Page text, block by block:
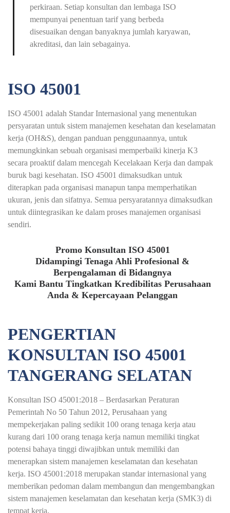
perkiraan. Setiap konsultan dan lembaga ISO
mempunyai penentuan tarif yang berbeda
disesuaikan dengan banyaknya jumlah karyawan,
akreditasi, dan lain sebagainya.
ISO 45001
ISO 45001 adalah Standar Internasional yang menentukan
persyaratan untuk sistem manajemen kesehatan dan keselamatan
kerja (OH&S), dengan panduan penggunaannya, untuk
memungkinkan sebuah organisasi memperbaiki kinerja K3
secara proaktif dalam mencegah Kecelakaan Kerja dan dampak
buruk bagi kesehatan. ISO 45001 dimaksudkan untuk
diterapkan pada organisasi manapun tanpa memperhatikan
ukuran, jenis dan sifatnya. Semua persyaratannya dimaksudkan
untuk diintegrasikan ke dalam proses manajemen organisasi
sendiri.
Promo Konsultan ISO 45001
Didampingi Tenaga Ahli Profesional &
Berpengalaman di Bidangnya
Kami Bantu Tingkatkan Kredibilitas Perusahaan
Anda & Kepercayaan Pelanggan
PENGERTIAN
KONSULTAN ISO 45001
TANGERANG SELATAN
Konsultan ISO 45001:2018 – Berdasarkan Peraturan
Pemerintah No 50 Tahun 2012, Perusahaan yang
mempekerjakan paling sedikit 100 orang tenaga kerja atau
kurang dari 100 orang tenaga kerja namun memiliki tingkat
potensi bahaya tinggi diwajibkan untuk memiliki dan
menerapkan sistem manajemen keselamatan dan kesehatan
kerja. ISO 45001:2018 merupakan standar internasional yang
memberikan pedoman dalam membangun dan mengembangkan
sistem manajemen keselamatan dan kesehatan kerja (SMK3) di
tempat kerja.